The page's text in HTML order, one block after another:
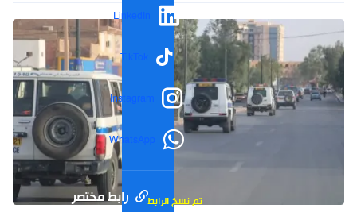
LinkedIn
TikTok
Instagram
WhatsApp
رابط مختصر تم نسخ الرابط